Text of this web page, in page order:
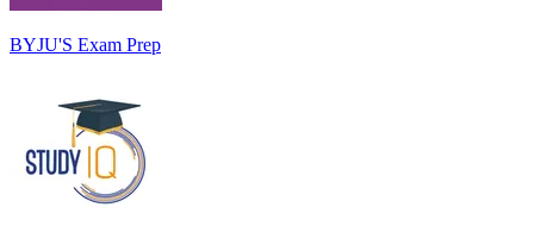
BYJU'S Exam Prep